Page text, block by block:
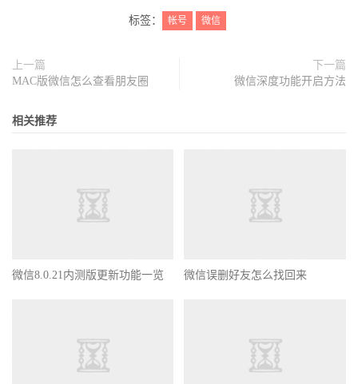
标签： 帐号 微信
上一篇
MAC版微信怎么查看朋友圈
下一篇
微信深度功能开启方法
相关推荐
微信8.0.21内测版更新功能一览 微信误删好友怎么找回来